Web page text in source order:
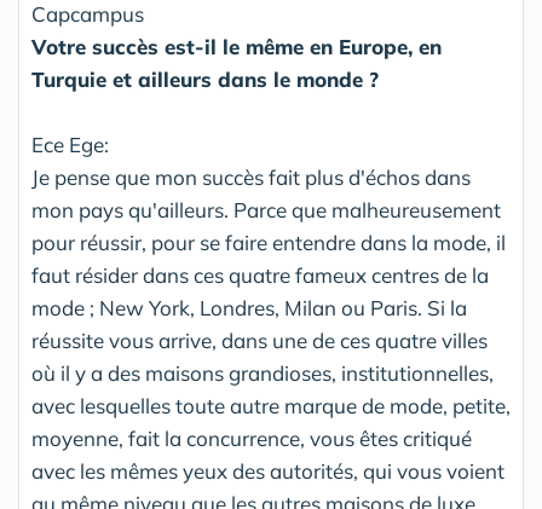
Capcampus
Votre succès est-il le même en Europe, en
Turquie et ailleurs dans le monde ?
Ece Ege:
Je pense que mon succès fait plus d'échos dans
mon pays qu'ailleurs. Parce que malheureusement
pour réussir, pour se faire entendre dans la mode, il
faut résider dans ces quatre fameux centres de la
mode ; New York, Londres, Milan ou Paris. Si la
réussite vous arrive, dans une de ces quatre villes
où il y a des maisons grandioses, institutionnelles,
avec lesquelles toute autre marque de mode, petite,
moyenne, fait la concurrence, vous êtes critiqué
avec les mêmes yeux des autorités, qui vous voient
au même niveau que les autres maisons de luxe,